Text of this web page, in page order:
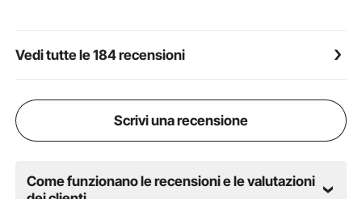
Vedi tutte le 184 recensioni
Scrivi una recensione
Come funzionano le recensioni e le valutazioni